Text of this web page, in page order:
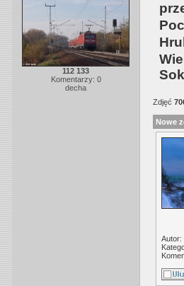
112 133
Komentarzy: 0
decha
Zdjęć
Nowe
Autor: